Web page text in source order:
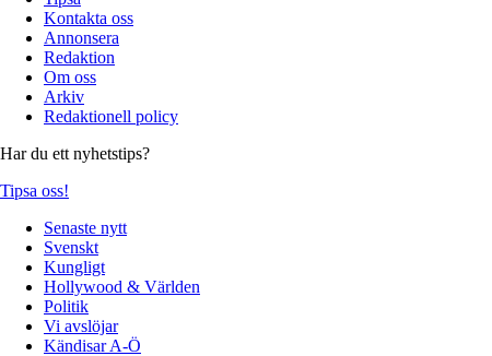
Kontakta oss
Annonsera
Redaktion
Om oss
Arkiv
Redaktionell policy
Har du ett nyhetstips?
Tipsa oss!
Senaste nytt
Svenskt
Kungligt
Hollywood & Världen
Politik
Vi avslöjar
Kändisar A-Ö